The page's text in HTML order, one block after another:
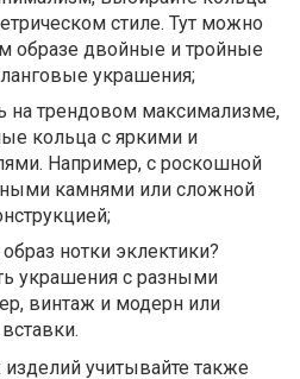
стиле. Тут можно
образе двойные и тройные
украшения;
на трендовом максимализме,
кольца с яркими и
Например, с роскошной
камнями или сложной
нотки эклектики?
украшения с разными
винтаж и модерн или
учитывайте также